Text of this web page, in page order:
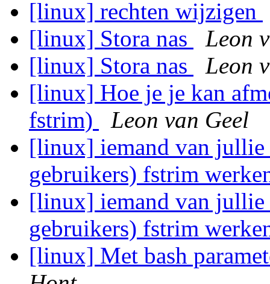
[linux] rechten wijzigen
[linux] Stora nas
Leon
[linux] Stora nas
Leon
[linux] Hoe je je kan
fstrim)
Leon van Geel
[linux] iemand van
gebruikers) fstrim
[linux] iemand van
gebruikers) fstrim
[linux] Met bash